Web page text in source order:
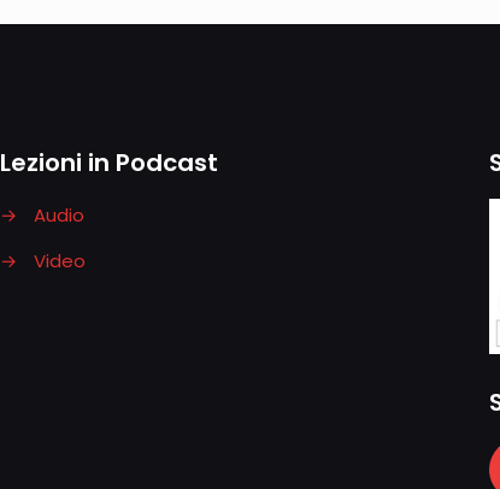
Lezioni in Podcast
→
Audio
→
Video